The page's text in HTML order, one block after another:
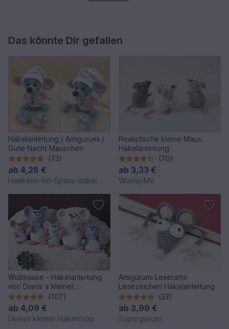
Das könnte Dir gefallen
Häkelanleitung / Amigurumi /
Gute Nacht Mäuschen
(73)
ab 4,28 €
Haekelei-mit-Spass-dabei
Realistische kleine Maus.
Häkelanleitung
(70)
ab 3,33 €
WoolayMo
Wollmäuse - Häkelanleitung
von Diana´s kleiner
Häkelshop
(107)
ab 4,09 €
Dianas kleiner Häkelshop
Amigurumi Leseratte
Lesezeichen Häkelanleitung
(33)
ab 3,99 €
Supergurumi